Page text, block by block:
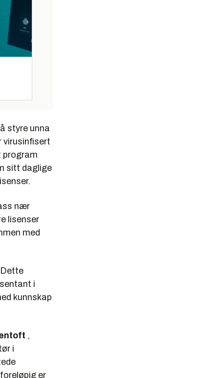
styre unna
virusinfisert
program
sitt daglige
nær
lisenser
med
i
kunnskap
,
i
er